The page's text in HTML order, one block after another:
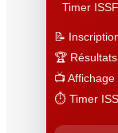
Timer
📝
🏆
📺 Affichage
⏱️ Timer